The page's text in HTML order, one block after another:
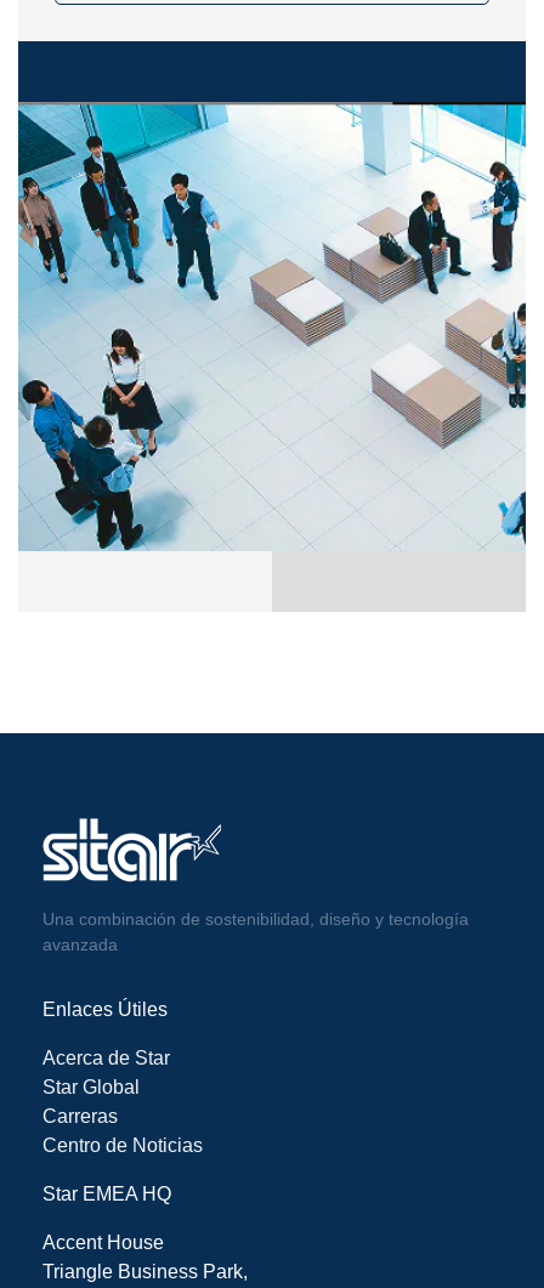
Una combinación de sostenibilidad, diseño y tecnología
avanzada
Enlaces Útiles
Acerca de Star
Star Global
Carreras
Centro de Noticias
Star EMEA HQ
Accent House
Triangle Business Park,